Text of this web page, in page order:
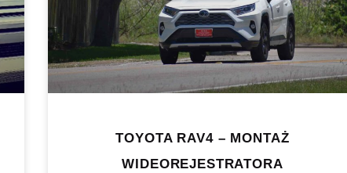
TOYOTA RAV4 – MONTAŻ
WIDEOREJESTRATORA